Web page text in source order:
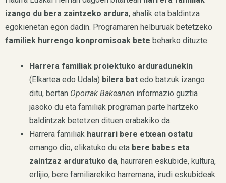
izango du bera zaintzeko ardura, ahalik eta baldintza
egokienetan egon dadin. Programaren helburuak betetzeko
familiek hurrengo konpromisoak bete beharko dituzte:
Harrera familiak proiektuko arduradunekin
(Elkartea edo Udala) bilera bat edo batzuk izango
ditu, bertan Oporrak Bakeanen informazio guztia
jasoko du eta familiak programan parte hartzeko
baldintzak betetzen dituen erabakiko da.
Harrera familiak haurrari bere etxean ostatu
emango dio, elikatuko du eta bere babes eta
zaintzaz arduratuko da, haurraren eskubide, kultura,
erlijio, bere familiarekiko harremana, irudi eskubideak